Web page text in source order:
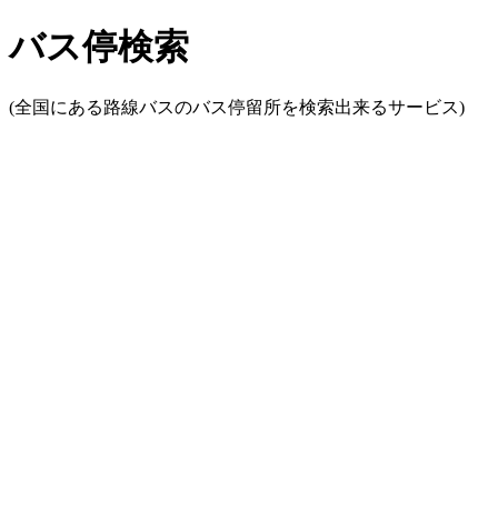
バス停検索
(全国にある路線バスのバス停留所を検索出来るサービス)